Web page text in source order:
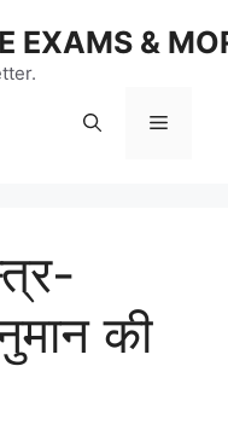
EXAMS &
Menu
की